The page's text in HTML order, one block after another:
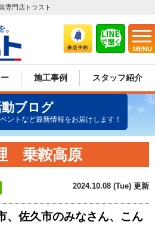
MENU
専門店トラスト
施工事例 スタッフ紹介
ブログ
ントなど最新情報をお届けします！
乗鞍高原
2024.10.08 (Tue) 更新
、佐久市のみなさん、こん